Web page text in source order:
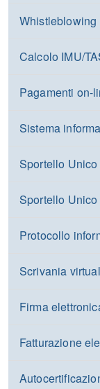
Whistleblowing
Calcolo IMU/
Pagamenti on-
Sistema
Sportello
Sportello
Protocollo
Scrivania
Firma
Fatturazione